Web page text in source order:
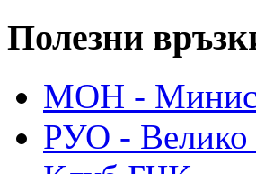
Полезни
МОН -
РУО - Велико